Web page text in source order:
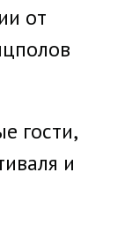
от
гости,
и